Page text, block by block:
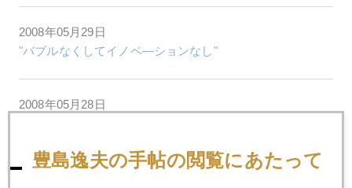
2008年05月29日
"バブルなくしてイノベ―ションなし"
2008年05月28日
豊島逸夫の手帖の閲覧にあたって